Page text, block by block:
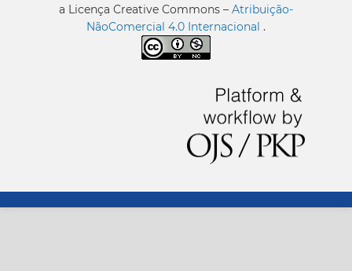
a Licença Creative Commons – Atribuição-
NãoComercial 4.0 Internacional .